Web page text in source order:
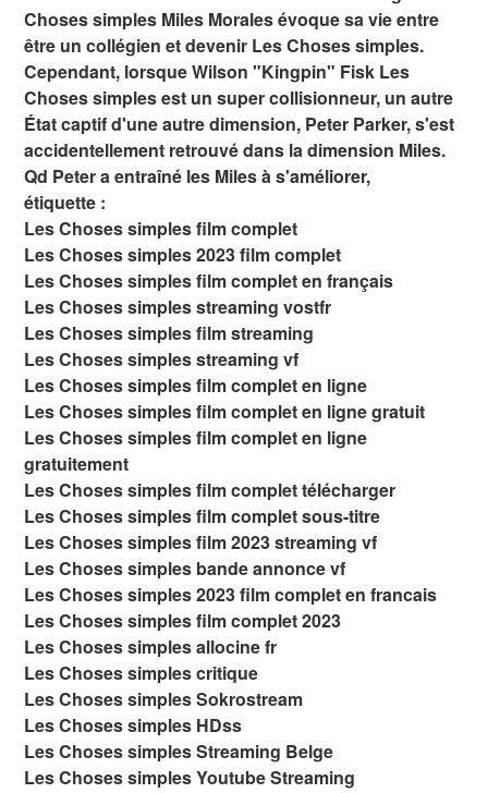
Choses simples Miles Morales évoque sa vie entre
être un collégien et devenir Les Choses simples.
Cependant, lorsque Wilson "Kingpin" Fisk Les
Choses simples est un super collisionneur, un autre
État captif d'une autre dimension, Peter Parker, s'est
accidentellement retrouvé dans la dimension Miles.
Qd Peter a entraîné les Miles à s'améliorer,
étiquette :
Les Choses simples film complet
Les Choses simples 2023 film complet
Les Choses simples film complet en français
Les Choses simples streaming vostfr
Les Choses simples film streaming
Les Choses simples streaming vf
Les Choses simples film complet en ligne
Les Choses simples film complet en ligne gratuit
Les Choses simples film complet en ligne
gratuitement
Les Choses simples film complet télécharger
Les Choses simples film complet sous-titre
Les Choses simples film 2023 streaming vf
Les Choses simples bande annonce vf
Les Choses simples 2023 film complet en francais
Les Choses simples film complet 2023
Les Choses simples allocine fr
Les Choses simples critique
Les Choses simples Sokrostream
Les Choses simples HDss
Les Choses simples Streaming Belge
Les Choses simples Youtube Streaming